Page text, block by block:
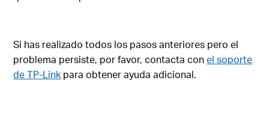
Si has realizado todos los pasos anteriores pero el
problema persiste, por favor, contacta conel soporte
de TP-Link para obtener ayuda adicional.